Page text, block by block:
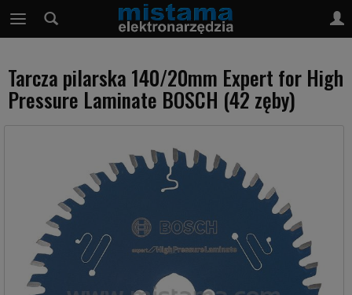
Tarcza pilarska 140/20mm Expert for High
Pressure Laminate BOSCH (42 zęby)